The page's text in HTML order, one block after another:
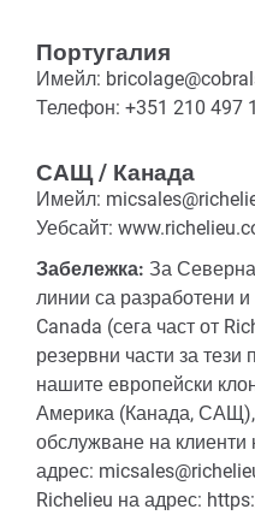
Португалия
Имейл:
Телефон: +351 210 497
САЩ / Канада
Имейл:
Уебсайт:
Забележка: За
линии са разработени
Canada (сега част от
резервни части за тези
нашите европейски
Америка (Канада, САЩ),
обслужване на
адрес:
Richelieu на адрес: